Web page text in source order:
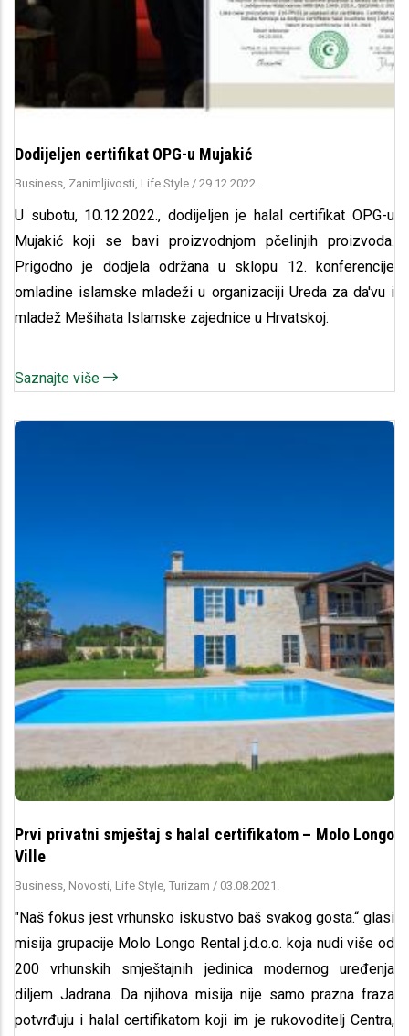
Dodijeljen certifikat OPG-u Mujakić
Business, Zanimljivosti, Life Style / 29.12.2022.
U subotu, 10.12.2022., dodijeljen je halal certifikat OPG-u
Mujakić koji se bavi proizvodnjom pčelinjih proizvoda.
Prigodno je dodjela održana u sklopu 12. konferencije
omladine islamske mladeži u organizaciji Ureda za da'vu i
mladež Mešihata Islamske zajednice u Hrvatskoj.
Saznajte više
Prvi privatni smještaj s halal certifikatom – Molo Longo
Ville
Business, Novosti, Life Style, Turizam / 03.08.2021.
"Naš fokus jest vrhunsko iskustvo baš svakog gosta.“ glasi
misija grupacije Molo Longo Rental j.d.o.o. koja nudi više od
200 vrhunskih smještajnih jedinica modernog uređenja
diljem Jadrana. Da njihova misija nije samo prazna fraza
potvrđuju i halal certifikatom koji im je rukovoditelj Centra,